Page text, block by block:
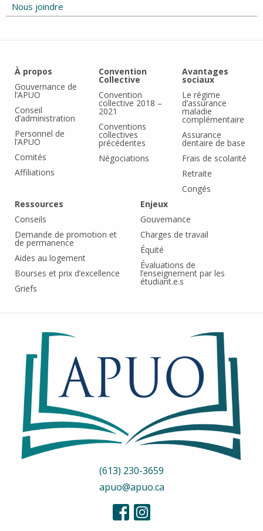
Nous joindre
À propos
Gouvernance de
l’APUO
Conseil
d’administration
Personnel de
l’APUO
Comités
Affiliations
Convention
Collective
Convention
collective 2018 –
2021
Conventions
collectives
précédentes
Négociations
Avantages
sociaux
Le régime
d’assurance
maladie
complémentaire
Assurance
dentaire de base
Frais de scolarité
Retraite
Congés
Ressources
Conseils
Demande de promotion et
de permanence
Aides au logement
Bourses et prix d’excellence
Griefs
Enjeux
Gouvernance
Charges de travail
Équité
Évaluations de
l’enseignement par les
étudiant.e.s
(613) 230-3659
apuo@apuo.ca